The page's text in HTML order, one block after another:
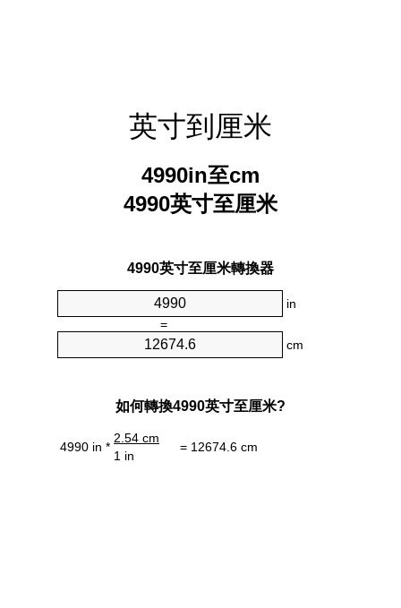
英寸到厘米
4990in至cm
4990英寸至厘米
4990英寸至厘米轉換器
in
=
cm
如何轉換4990英寸至厘米?
4990 in *
2.54 cm
= 12674.6 cm
1 in